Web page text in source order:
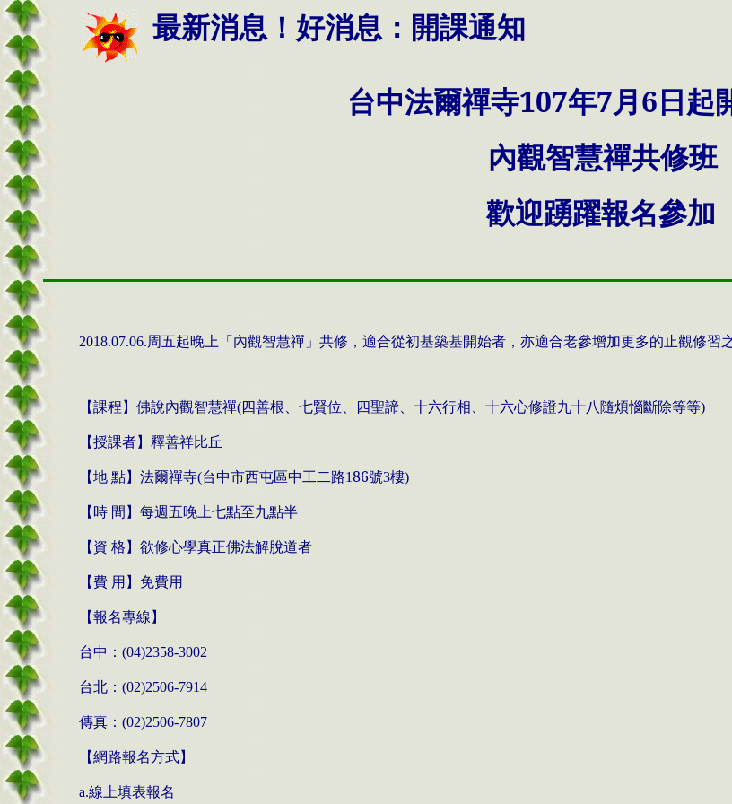
最新消息！好消息： 開課通知
台中法爾禪寺107年7月6日起
內觀智慧禪共修班
歡迎踴躍報名參加
2018.07.06.周五起晚上「內觀智慧禪」共修，適合從初基築基開始者，亦適合老參增加更多的止觀修習
【課程】佛說內觀智慧禪(四善根、七賢位、四聖諦、十六行相、十六心修證九十八隨煩惱斷除等等)
【授課者】釋善祥比丘
【地點】法爾禪寺(台中市西屯區中工二路186號3樓)
【時 間】每週五晚上七點至九點半
【資 格】欲修心學真正佛法解脫道者
【費 用】免費用
【報名專線】
台中： (04)2358-3002
台北： (02)2506-7914
傳真： (02)2506-7807
【網路報名方式】
a.線上填表報名